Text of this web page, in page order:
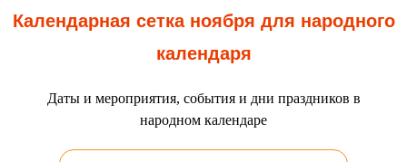
Календарная сетка ноября для народного
календаря
Даты и мероприятия, события и дни праздников в
народном календаре